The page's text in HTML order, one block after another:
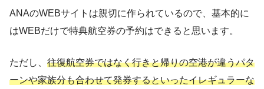
ANAのWEBサイトは親切に作られているので、基本的に
はWEBだけで特典航空券の予約はできると思います。
ただし、 往復航空券ではなく行きと帰りの空港が違うパタ
ーンや家族分も合わせて発券するといったイレギュラーな